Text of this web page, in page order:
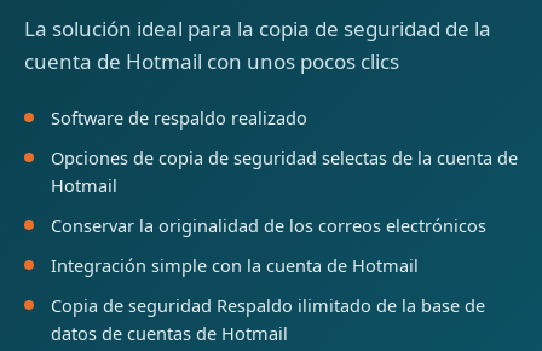
La solución ideal para la copia de seguridad de la
cuenta de Hotmail con unos pocos clics
Software de respaldo realizado
Opciones de copia de seguridad selectas de la cuenta de
Hotmail
Conservar la originalidad de los correos electrónicos
Integración simple con la cuenta de Hotmail
Copia de seguridad Respaldo ilimitado de la base de
datos de cuentas de Hotmail